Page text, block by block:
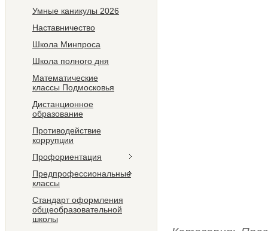
Умные каникулы 2026
Наставничество
Школа Минпроса
Школа полного дня
Математические
классы Подмосковья
Дистанционное
образование
Противодействие
коррупции
Профориентация
Предпрофессиональные
классы
Стандарт оформления
общеобразовательной
школы